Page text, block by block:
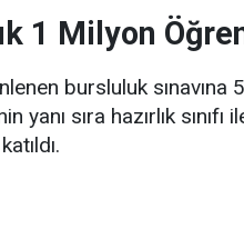
1 Milyon
bursluluk sınavına
yanı sıra hazırlık sınıfı